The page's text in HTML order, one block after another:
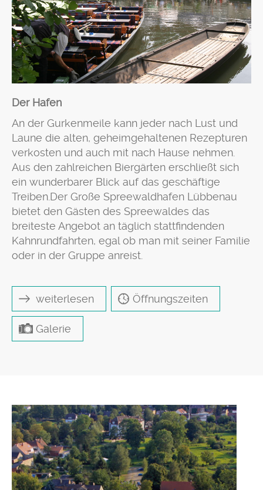
Der Hafen
An der Gurkenmeile kann jeder nach Lust und
Laune die alten, geheimgehaltenen Rezepturen
verkosten und auch mit nach Hause nehmen.
Aus den zahlreichen Biergärten erschließt sich
ein wunderbarer Blick auf das geschäftige
Treiben.Der Große Spreewaldhafen Lübbenau
bietet den Gästen des Spreewaldes das
breiteste Angebot an täglich stattfindenden
Kahnrundfahrten, egal ob man mit seiner Familie
oder in der Gruppe anreist.
weiterlesen Öffnungszeiten
Galerie